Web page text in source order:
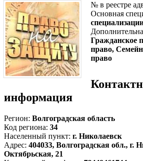
№ в реестре
Основная
Гражданское
право,
право
информация
Регион: Волгоградская область
Код региона: 34
Населенный пункт: г. Николаевск
Адрес: 404033, Волгоградская обл., г.
Октябрьская, 21